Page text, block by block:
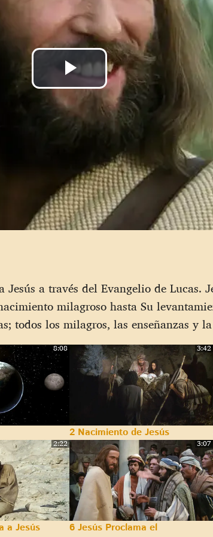
Reproducir
Vídeo
a través del Evangelio de Lucas.
milagroso hasta Su
todos los milagros, las enseñanzas y
8:08 3:42
2 Nacimiento de Jesús
2:22
a Jesús
3:07
6 Jesús Proclama el